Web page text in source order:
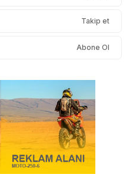
Takip et
Abone Ol